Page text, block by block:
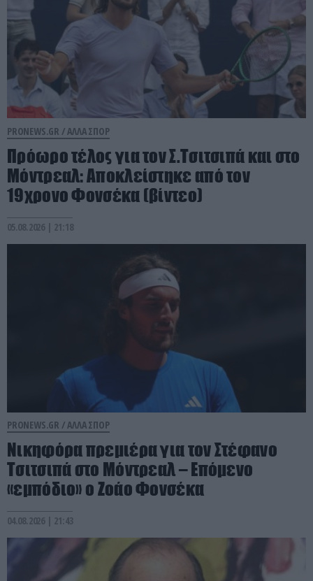
PRONEWS.GR / ΑΛΛΑ ΣΠΟΡ
Πρόωρο τέλος για τον Σ.Τσιτσιπά και στο
Μόντρεαλ: Αποκλείστηκε από τον
19χρονο Φονσέκα (βίντεο)
05.08.2026 | 21:18
PRONEWS.GR /ΑΛΛΑ ΣΠΟΡ
Νικηφόρα πρεμιέρα για τον Στέφανο
Τσιτσιπά στο Μόντρεαλ – Επόμενο
«εμπόδιο» ο Ζοάο Φονσέκα
04.08.2026 | 21:43